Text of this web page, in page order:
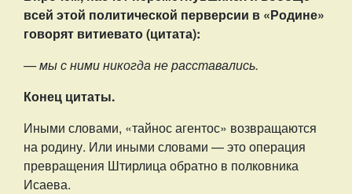
всей этой политической перверсии в «Родине»
говорят витиевато (цитата):
— мы с ними никогда не расставались.
Конец цитаты.
Иными словами, «тайнос агентос» возвращаются
на родину. Или иными словами — это операция
превращения Штирлица обратно в полковника
Исаева.